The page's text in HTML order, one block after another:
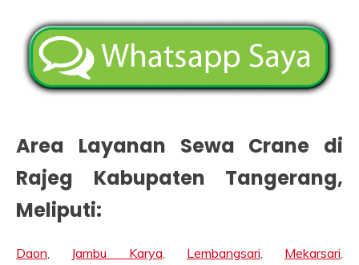
Area Layanan Sewa Crane di
Rajeg Kabupaten Tangerang,
Meliputi:
Daon Jambu Karya Lembangsari Mekarsari